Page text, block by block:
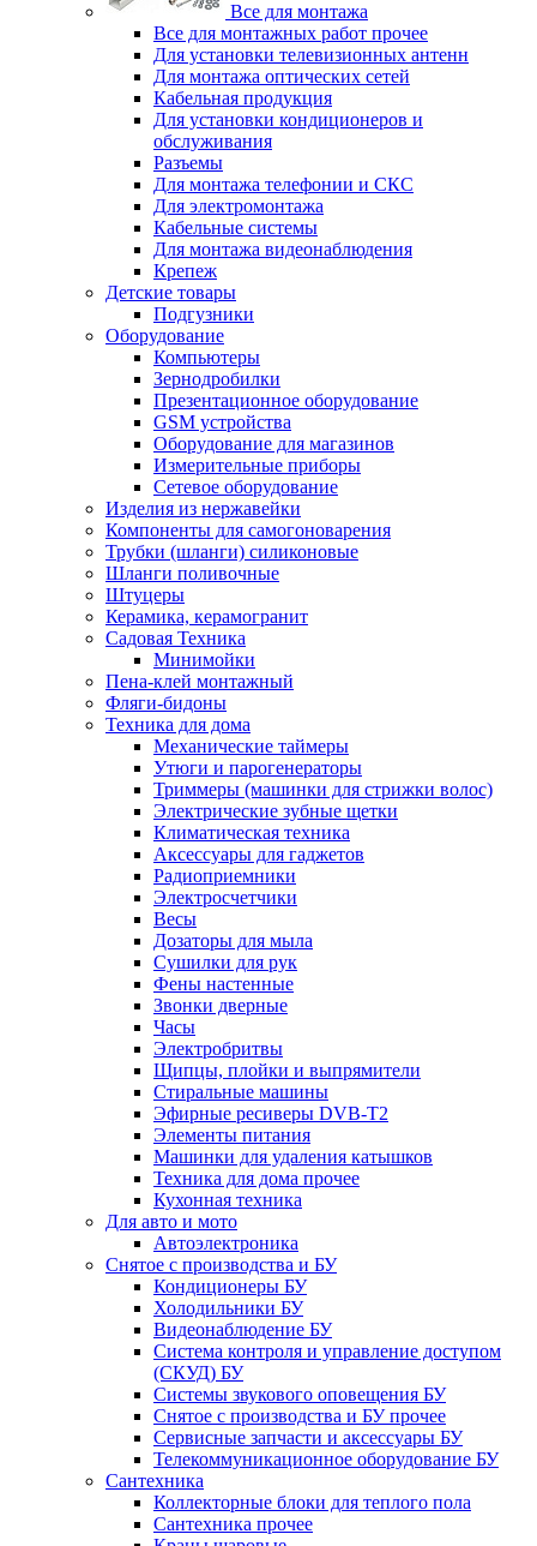
Все для монтажа
Все для монтажных работ прочее
Для установки телевизионных антенн
Для монтажа оптических сетей
Кабельная продукция
Для установки кондиционеров и
обслуживания
Разъемы
Для монтажа телефонии и СКС
Для электромонтажа
Кабельные системы
Для монтажа видеонаблюдения
Крепеж
Детские товары
Подгузники
Оборудование
Компьютеры
Зернодробилки
Презентационное оборудование
GSM устройства
Оборудование для магазинов
Измерительные приборы
Сетевое оборудование
Изделия из нержавейки
Компоненты для самогоноварения
Трубки (шланги) силиконовые
Шланги поливочные
Штуцеры
Керамика, керамогранит
Садовая Техника
Минимойки
Пена-клей монтажный
Фляги-бидоны
Техника для дома
Механические таймеры
Утюги и парогенераторы
Триммеры (машинки для стрижки волос)
Электрические зубные щетки
Климатическая техника
Аксессуары для гаджетов
Радиоприемники
Электросчетчики
Весы
Дозаторы для мыла
Сушилки для рук
Фены настенные
Звонки дверные
Часы
Электробритвы
Щипцы, плойки и выпрямители
Стиральные машины
Эфирные ресиверы DVB-T2
Элементы питания
Машинки для удаления катышков
Техника для дома прочее
Кухонная техника
Для авто и мото
Автоэлектроника
Снятое с производства и БУ
Кондиционеры БУ
Холодильники БУ
Видеонаблюдение БУ
Система контроля и управление доступом
(СКУД) БУ
Системы звукового оповещения БУ
Снятое с производства и БУ прочее
Сервисные запчасти и аксессуары БУ
Телекоммуникационное оборудование БУ
Сантехника
Коллекторные блоки для теплого пола
Сантехника прочее